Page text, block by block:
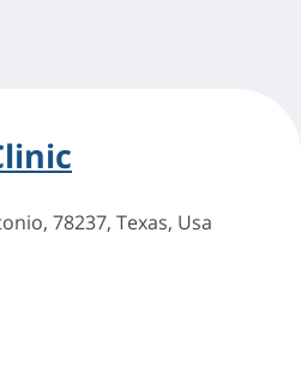
78237, Texas, Usa